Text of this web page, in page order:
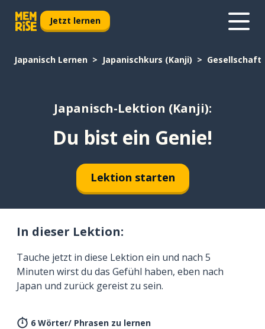
Jetzt lernen
Japanisch Lernen Japanischkurs (Kanji) Gesellschaft
Japanisch-Lektion (Kanji):
Du bist ein Genie!
Lektion starten
In dieser Lektion:
Tauche jetzt in diese Lektion ein und nach 5
Minuten wirst du das Gefühl haben, eben nach
Japan und zurück gereist zu sein.
6 Wörter/ Phrasen zu lernen